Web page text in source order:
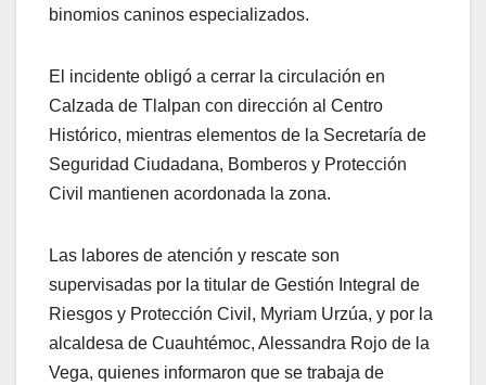
binomios caninos especializados.
El incidente obligó a cerrar la circulación en
Calzada de Tlalpan con dirección al Centro
Histórico, mientras elementos de la Secretaría de
Seguridad Ciudadana, Bomberos y Protección
Civil mantienen acordonada la zona.
Las labores de atención y rescate son
supervisadas por la titular de Gestión Integral de
Riesgos y Protección Civil, Myriam Urzúa, y por la
alcaldesa de Cuauhtémoc, Alessandra Rojo de la
Vega, quienes informaron que se trabaja de